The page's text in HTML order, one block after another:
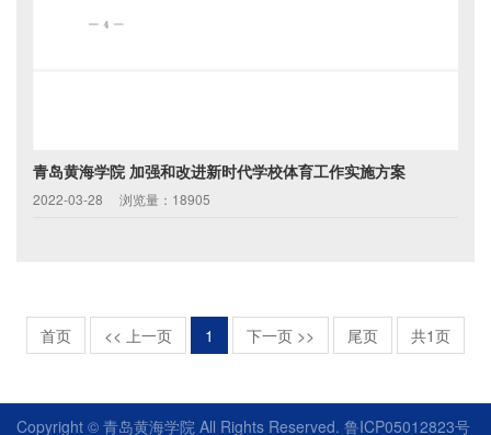
青岛黄海学院 加强和改进新时代学校体育工作实施方案
2022-03-28 浏览量：18905
首页 << 上一页 1 下一页 >> 尾页 共1页
Copyright © 青岛黄海学院 All Rights Reserved. 鲁ICP05012823号